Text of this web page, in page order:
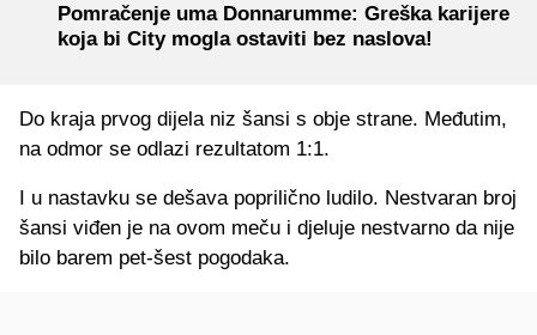
Pomračenje uma Donnarumme: Greška karijere
koja bi City mogla ostaviti bez naslova!
Do kraja prvog dijela niz šansi s obje strane. Međutim,
na odmor se odlazi rezultatom 1:1.
I u nastavku se dešava poprilično ludilo. Nestvaran broj
šansi viđen je na ovom meču i djeluje nestvarno da nije
bilo barem pet-šest pogodaka.